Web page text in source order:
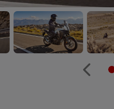
Anterior